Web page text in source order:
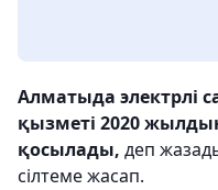
Алматыда электрлі
қызметі 2020
қосылады, деп
сілтеме жасап.